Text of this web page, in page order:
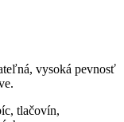
vysoká pevnosť
tlačovín,